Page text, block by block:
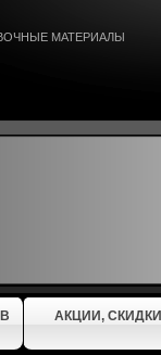
МАТЕРИАЛЫ
АКЦИИ, СКИДКИ